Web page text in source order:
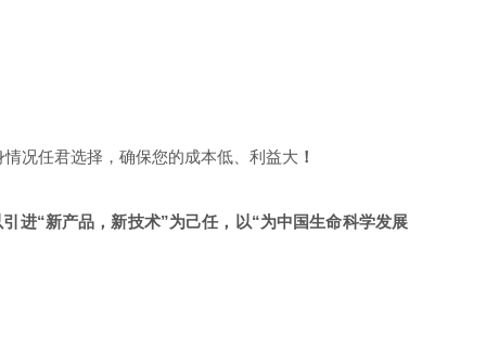
况任君选择，确保您的成本低、利益大 ！
进“新产品，新技术”为己任，以“为中国生命科学发展